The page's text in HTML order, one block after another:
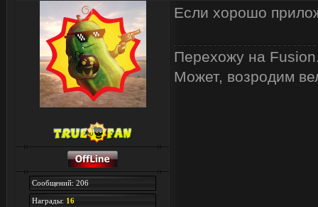
Сообщений: 206
Награды: 16
Если хорошо
Перехожу на
Может, возродим